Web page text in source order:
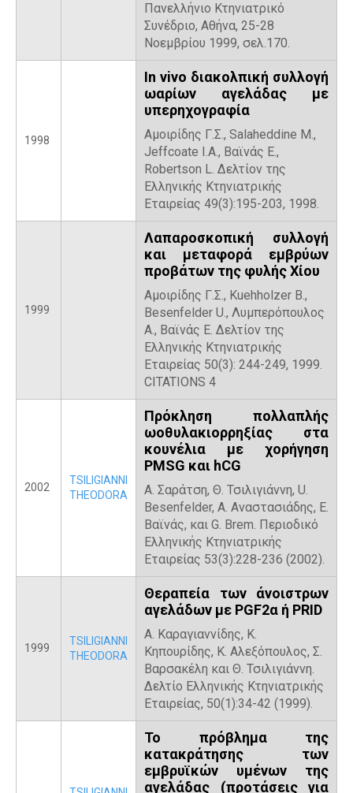
Πανελλήνιο Κτηνιατρικό
Συνέδριο, Αθήνα, 25-28
Νοεμβρίου 1999, σελ.170.
1998
In vivo διακολπική συλλογή
ωαρίων αγελάδας με
υπερηχογραφία
Αμοιρίδης Γ.Σ., Salaheddine M.,
Jeffcoate I.A., Βαϊνάς Ε.,
Robertson L. Δελτίον της
Ελληνικής Κτηνιατρικής
Εταιρείας 49(3):195-203, 1998.
1999
Λαπαροσκοπική συλλογή
και μεταφορά εμβρύων
προβάτων της φυλής Χίου
Αμοιρίδης Γ.Σ., Kuehholzer B.,
Besenfelder U., Λυμπερόπουλος
Α., Βαϊνάς Ε. Δελτίον της
Ελληνικής Κτηνιατρικής
Εταιρείας 50(3): 244-249, 1999.
CITATIONS 4
2002
TSILIGIANNI
THEODORA
Πρόκληση πολλαπλής
ωοθυλακιορρηξίας στα
κουνέλια με χορήγηση
PMSG και hCG
Α. Σαράτση, Θ. Τσιλιγιάννη, U.
Besenfelder, Α. Αναστασιάδης, Ε.
Βαϊνάς, και G. Brem. Περιοδικό
Ελληνικής Κτηνιατρικής
Εταιρείας 53(3):228-236 (2002).
1999
TSILIGIANNI
THEODORA
Θεραπεία των άνοιστρων
αγελάδων με PGF2α ή PRID
Α. Καραγιαννίδης, Κ.
Κηπουρίδης, Κ. Αλεξόπουλος, Σ.
Βαρσακέλη και Θ. Τσιλιγιάννη.
Δελτίο Ελληνικής Κτηνιατρικής
Εταιρείας, 50(1):34-42 (1999).
Το πρόβλημα της
κατακράτησης των
εμβρυϊκών υμένων της
αγελάδας (προτάσεις για